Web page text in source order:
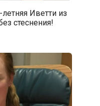
Иветти из
стеснения!